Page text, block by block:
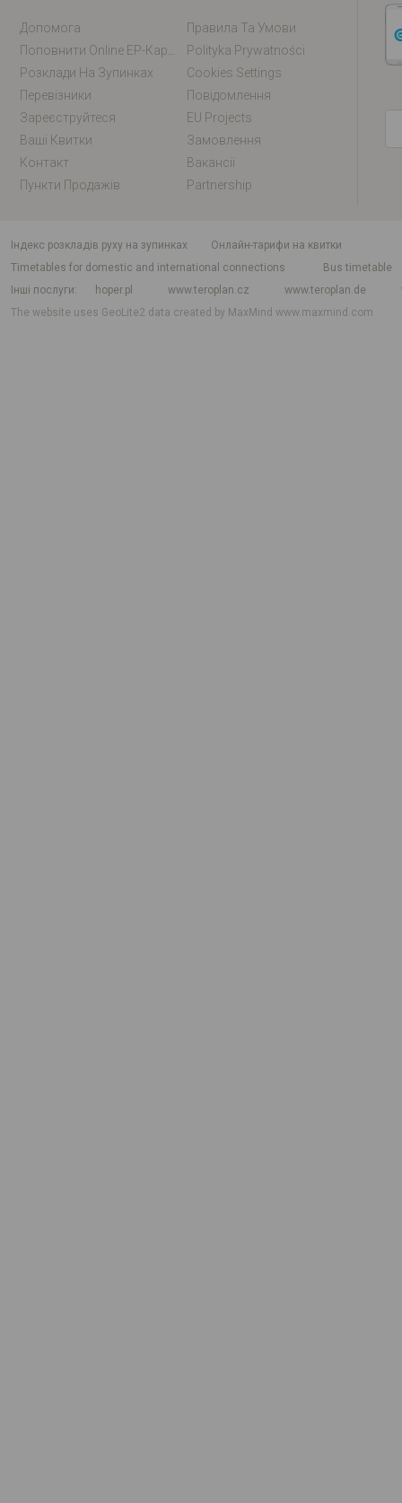
Допомога
Правила Та Умови
Polityka Prywatności
Розклади На Зупинках
Cookies Settings
Перевізники
Повідомлення
Зареєструйтеся
EU Projects
Ваші Квитки
Замовлення
Контакт
Вакансії
Пункти Продажів
Partnership
індекс розкладів руху на зупинках
Онлайн-тарифи на квитки
Timetables for domestic and international connections
Bus timetable
Інші послуги
hoper.pl www.teroplan.cz www.teroplan.de
The website uses GeoLite2 data created by MaxMindwww.maxmind.com